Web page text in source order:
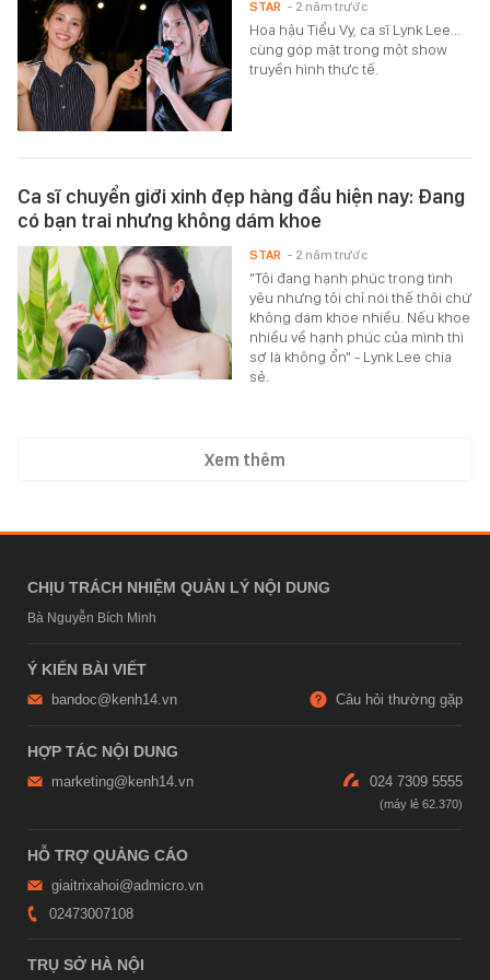
Hoa hậu Tiểu Vy, ca sĩ Lynk Lee...
cùng góp mặt trong một show
truyền hình thực tế.
STAR - 2 năm trước
Ca sĩ chuyển giới xinh đẹp hàng đầu hiện nay: Đang
có bạn trai nhưng không dám khoe
"Tôi đang hạnh phúc trong tình
yêu nhưng tôi chỉ nói thế thôi chứ
không dám khoe nhiều. Nếu khoe
nhiều về hạnh phúc của mình thì
sợ là không ổn" - Lynk Lee chia
sẻ.
STAR - 2 năm trước
Xem thêm
CHỊU TRÁCH NHIỆM QUẢN LÝ NỘI DUNG
Bà Nguyễn Bích Minh
Ý KIẾN BÀI VIẾT
bandoc@kenh14.vn Câu hỏi thường gặp
HỢP TÁC NỘI DUNG
marketing@kenh14.vn 024 7309 5555
HỖ TRỢ QUẢNG CÁO
giaitrixahoi@admicro.vn
02473007108
TRỤ SỞ HÀ NỘI